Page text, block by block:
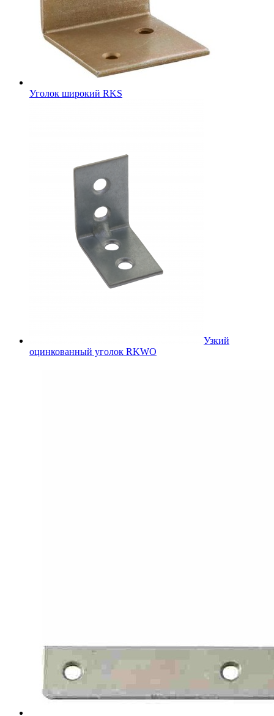
Уголок широкий RKS
Узкий
оцинкованный уголок RKWO